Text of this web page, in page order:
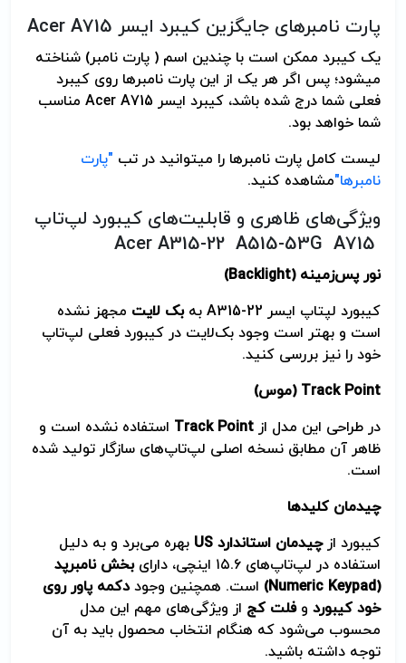
پارت نامبرهای جایگزین کیبرد ایسر Acer A715
یک کیبرد ممکن است با چندین اسم ( پارت نامبر) شناخته
می­شود؛ پس اگر هر یک از این پارت نامبرها روی کیبرد
فعلی شما درج شده باشد، کیبرد ایسر Acer A715 مناسب
شما خواهد بود.
لیست کامل پارت نامبرها را می­توانید در تب "پارت
نامبرها"مشاهده کنید.
ویژگی‌های ظاهری و قابلیت‌های کیبورد لپ‌تاپ
نور پس‌زمینه (Backlight)
کیبورد لپتاپ ایسر A315-22 به
بک لایت مجهز نشده
است و بهتر است وجود بک‌لایت در کیبورد فعلی لپ‌تاپ
خود را نیز بررسی کنید.
Track Point (موس)
در طراحی این مدل از Track Point استفاده نشده است و
ظاهر آن مطابق نسخه اصلی لپ‌تاپ‌های سازگار تولید شده
است.
چیدمان کلیدها
کیبورد ازچیدمان استاندارد
بهره می‌برد و به دلیل
استفاده در لپ‌تاپ‌های ۱۵.۶ اینچی، دارای
بخش نامبرپد
(Numeric Keypad)
است. همچنین وجوددکمه پاور روی
خود کیبورد وفلت کج از ویژگی‌های مهم این مدل
محسوب می‌شود که هنگام انتخاب محصول باید به آن
توجه داشته باشید.